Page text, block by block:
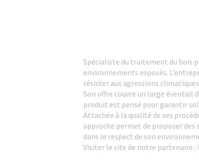
Spécialiste du traitement du bois
environnements exposés.
résister aux agressions
Son offre couvre un large éventail
produit est pensé pour garantir
Attachée à la qualité de ses
approche permet de proposer
dans le respect de son
Visiter le site de notre partenaire :